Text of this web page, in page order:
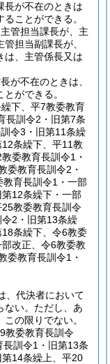
長が不在のときは
ことができる。
管担当課長が、主
担当副課長が、
は、主管係長又は
が不在のときは、
ができる。
下、平7教委教育
長訓令2・旧第7条
令3・旧第11条繰
条繰下、平11教
委教育長訓令1・
委教育長訓令2・
育長訓令1・一部
12条繰下・一部
教委教育長訓令
2・旧第13条繰
条繰下、令6教委
改正、令6教委教
委教育長訓令1・
、代決者において
い。 ただし、あ
の限りでない。
教委教育長訓令
訓令1・旧第13条
14条繰上、平20